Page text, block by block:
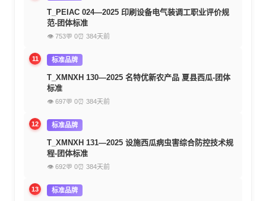
T_PEIAC 024—2025 印刷设备电气装调工职业评价规
范-团体标准
👁 753💬 0⏰ 384天前
11 标准品牌
T_XMNXH 130—2025 名特优新农产品 夏县西瓜-团体
标准
👁 697💬 0⏰ 384天前
12 标准品牌
T_XMNXH 131—2025 设施西瓜病虫害综合防控技术规
程-团体标准
👁 692💬 0⏰ 384天前
13 标准品牌